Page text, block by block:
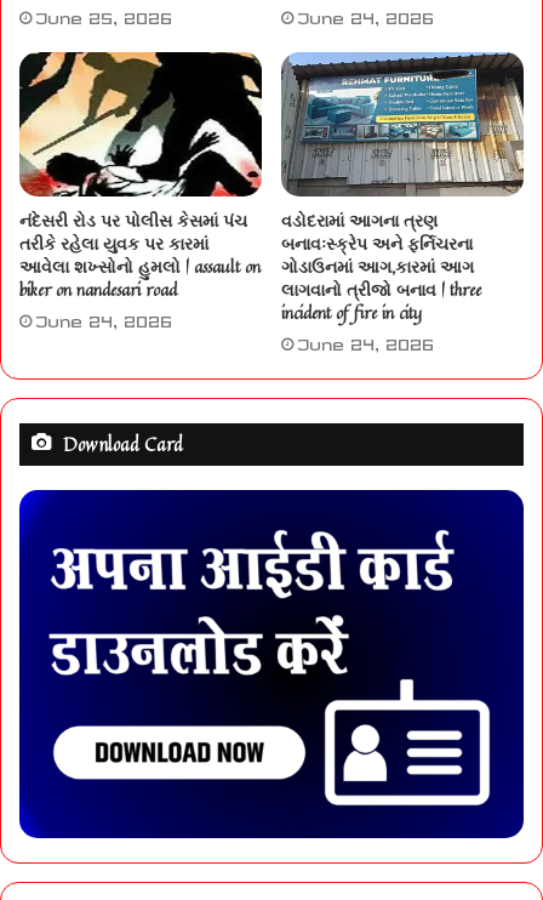
June 25, 2026 June 24, 2026
નંદેસરી રોડ પર પોલીસ કેસમાં પંચ
તરીકે રહેલા યુવક પર કારમાં
આવેલા શખ્સોનો હુમલો | assault on
biker on nandesari road
June 24, 2026
વડોદરામાં આગના ત્રણ
બનાવઃસ્ક્રેપ અને ફર્નિચરના
ગોડાઉનમાં આગ,કારમાં આગ
લાગવાનો ત્રીજો બનાવ | three
incident of fire in city
June 24, 2026
Download Card